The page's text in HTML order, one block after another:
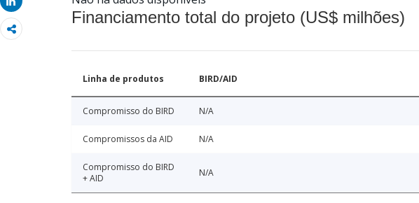
Financiamento total do projeto (US$ milhões)
Linha de produtos BIRD/AID
Compromisso do BIRD N/A
Compromissos da AID N/A
Compromisso do BIRD
+ AID
N/A